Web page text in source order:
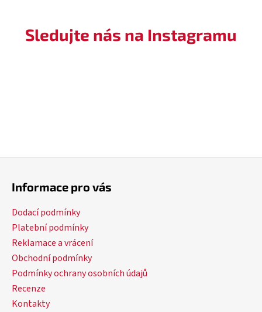
Sledujte nás na Instagramu
Informace pro vás
Dodací podmínky
Platební podmínky
Reklamace a vrácení
Obchodní podmínky
Podmínky ochrany osobních údajů
Recenze
Kontakty